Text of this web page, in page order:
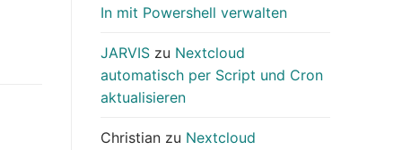
In mit Powershell verwalten
JARVIS zu Nextcloud
automatisch per Script und Cron
aktualisieren
Christian zu Nextcloud